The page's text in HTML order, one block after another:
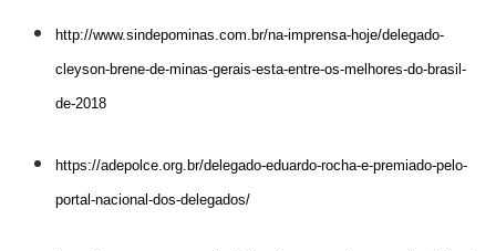
http://www.sindepominas.com.br/na-imprensa-hoje/delegado-
cleyson-brene-de-minas-gerais-esta-entre-os-melhores-do-brasil-
de-2018
https://adepolce.org.br/delegado-eduardo-rocha-e-premiado-pelo-
portal-nacional-dos-delegados/